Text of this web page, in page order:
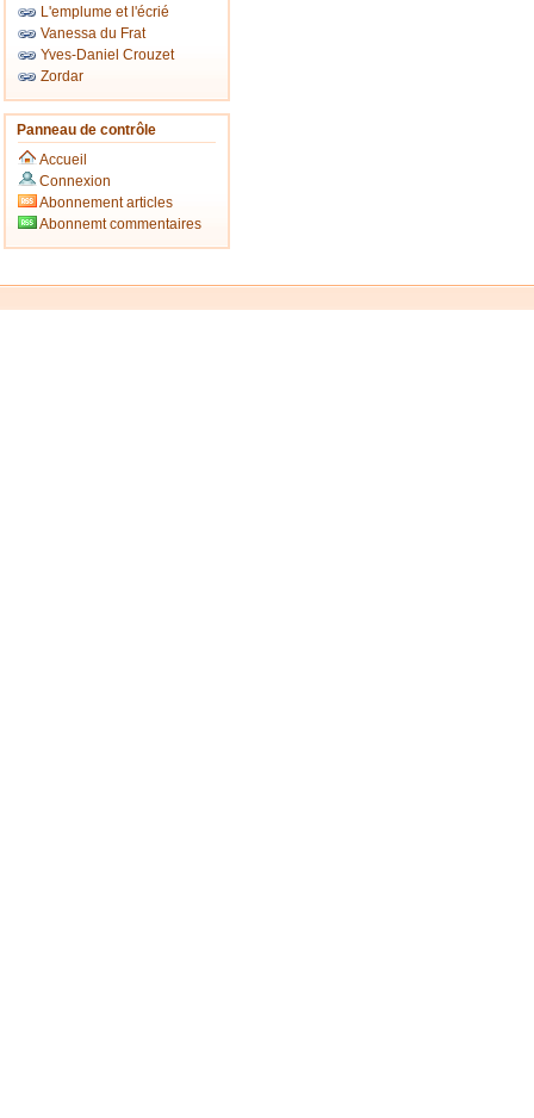
L'emplume et l'écrié
Vanessa du Frat
Yves-Daniel Crouzet
Zordar
Panneau de contrôle
Accueil
Connexion
Abonnement articles
Abonnemt commentaires